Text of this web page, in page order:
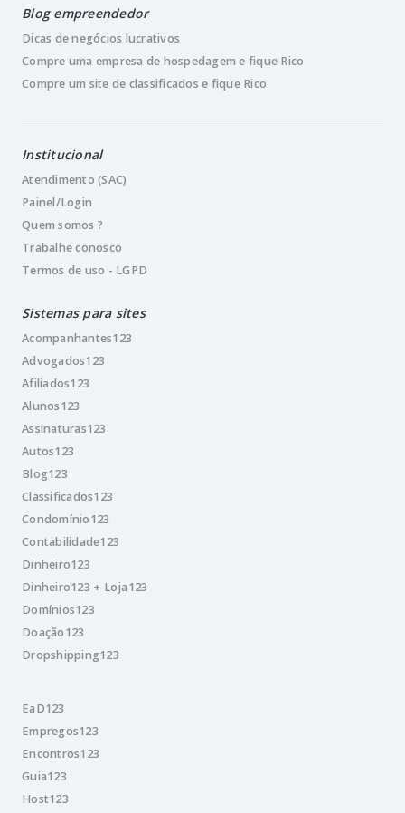
Blog empreendedor
Dicas de negócios lucrativos
Compre uma empresa de hospedagem e fique Rico
Compre um site de classificados e fique Rico
Institucional
Atendimento (SAC)
Painel/Login
Quem somos ?
Trabalhe conosco
Termos de uso - LGPD
Sistemas para sites
Acompanhantes123
Advogados123
Afiliados123
Alunos123
Assinaturas123
Autos123
Blog123
Classificados123
Condomínio123
Contabilidade123
Dinheiro123
Dinheiro123 + Loja123
Domínios123
Doação123
Dropshipping123
EaD123
Empregos123
Encontros123
Guia123
Host123